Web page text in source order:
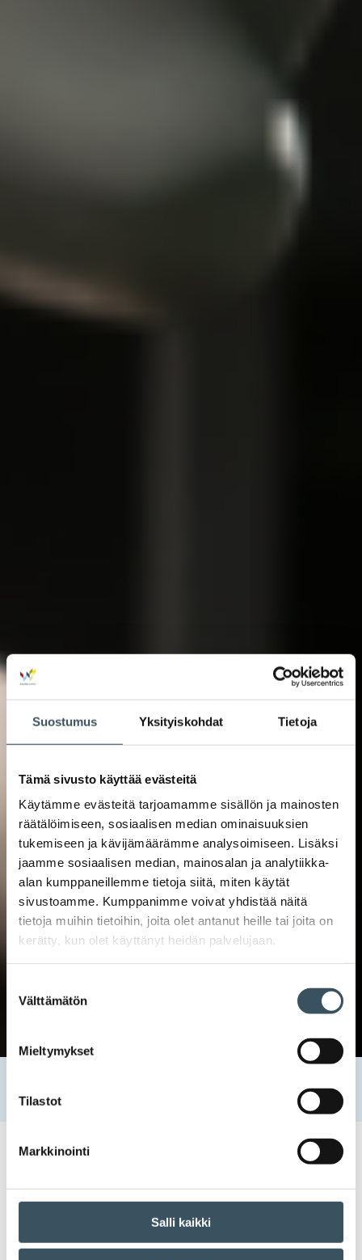
Suostumus Yksityiskohdat Tietoja
Tämä sivusto käyttää evästeitä
Käytämme evästeitä tarjoamamme sisällön ja mainosten
räätälöimiseen, sosiaalisen median ominaisuuksien
tukemiseen ja kävijämäärämme analysoimiseen. Lisäksi
jaamme sosiaalisen median, mainosalan ja analytiikka-
alan kumppaneillemme tietoja siitä, miten käytät
sivustoamme. Kumppanimme voivat yhdistää näitä
tietoja muihin tietoihin, joita olet antanut heille tai joita on
kerätty, kun olet käyttänyt heidän palvelujaan.
valinta
Välttämätön
Mieltymykset
Tilastot
Markkinointi
Salli kaikki
Muotikaupan vastuullisuuden monet kasvot
,
Muotikaupan vastuullisuuden
monet kasvot